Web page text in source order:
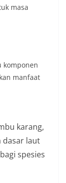
masa
komponen
manfaat
karang,
dasar laut
spesies